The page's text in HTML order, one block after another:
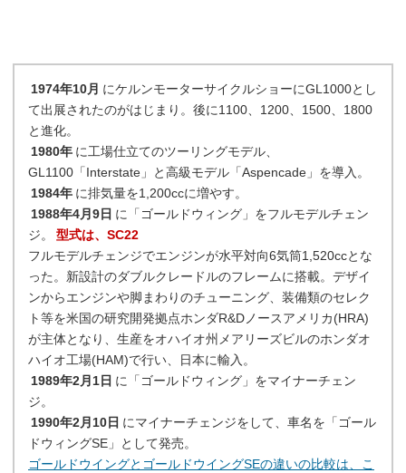
1974年10月 にケルンモーターサイクルショーにGL1000とし
て出展されたのがはじまり。後に1100、1200、1500、1800
と進化。
1980年 に工場仕立てのツーリングモデル、
GL1100「Interstate」と高級モデル「Aspencade」を導入。
1984年 に排気量を1,200ccに増やす。
1988年4月9日 に「ゴールドウィング」をフルモデルチェン
ジ。
型式は、SC22
フルモデルチェンジでエンジンが水平対向6気筒1,520ccとな
った。新設計のダブルクレードルのフレームに搭載。デザイ
ンからエンジンや脚まわりのチューニング、装備類のセレク
ト等を米国の研究開発拠点ホンダR&Dノースアメリカ(HRA)
が主体となり、生産をオハイオ州メアリーズビルのホンダオ
ハイオ工場(HAM)で行い、日本に輸入。
1989年2月1日 に「ゴールドウィング」をマイナーチェン
ジ。
1990年2月10日 にマイナーチェンジをして、車名を「ゴール
ドウィングSE」として発売。
ゴールドウイングとゴールドウイングSEの違いの比較は、こ